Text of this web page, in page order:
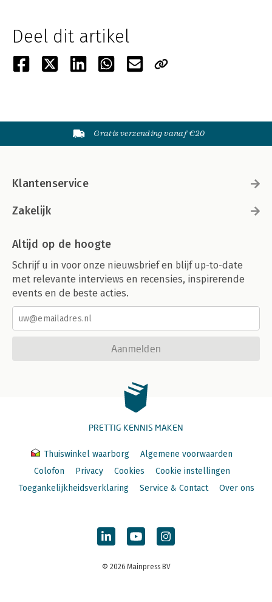
Deel dit artikel
Gratis verzending vanaf €20
Klantenservice
Zakelijk
Altijd op de hoogte
Schrijf u in voor onze nieuwsbrief en blijf up-to-date
met relevante interviews en recensies, inspirerende
events en de beste acties.
Aanmelden
PRETTIG KENNIS MAKEN
Thuiswinkel waarborg
Algemene voorwaarden
Colofon
Privacy Cookies
Cookie instellingen
Toegankelijkheidsverklaring
Service & Contact Over ons
© 2026 Mainpress BV